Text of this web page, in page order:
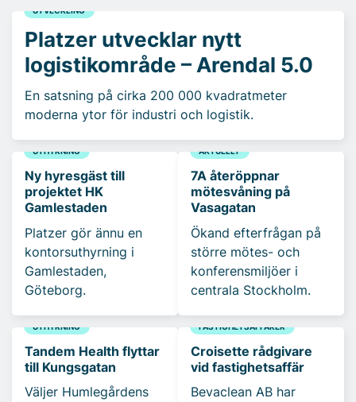
UTVECKLING
Platzer utvecklar nytt
logistikområde – Arendal 5.0
En satsning på cirka 200 000 kvadratmeter
moderna ytor för industri och logistik.
UTHYRNING
Ny hyresgäst till
projektet HK
Gamlestaden
Platzer gör ännu en
kontorsuthyrning i
Gamlestaden,
Göteborg.
AKTUELLT
7A återöppnar
mötesvåning på
Vasagatan
Ökand efterfrågan på
större mötes- och
konferensmiljöer i
centrala Stockholm.
UTHYRNING
Tandem Health flyttar
till Kungsgatan
Väljer Humlegårdens
FASTIGHETSAFFÄRER
Croisette rådgivare
vid fastighetsaffär
Bevaclean AB har